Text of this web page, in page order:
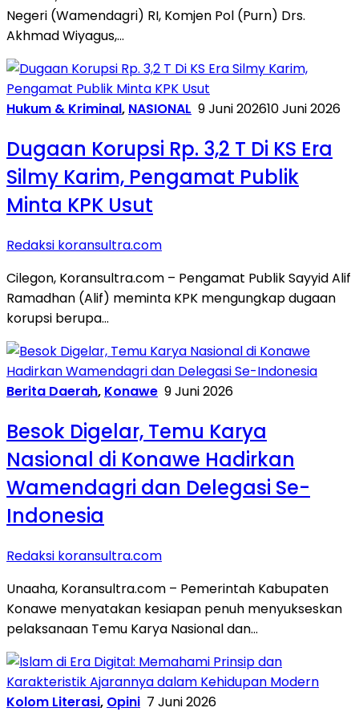
Negeri (Wamendagri) RI, Komjen Pol (Purn) Drs.
Akhmad Wiyagus,…
Hukum & Kriminal, NASIONAL 9 Juni 202610 Juni 2026
Dugaan Korupsi Rp. 3,2 T Di KS Era
Silmy Karim, Pengamat Publik
Minta KPK Usut
Redaksi koransultra.com
Cilegon, Koransultra.com – Pengamat Publik Sayyid Alif
Ramadhan (Alif) meminta KPK mengungkap dugaan
korupsi berupa…
Berita Daerah, Konawe 9 Juni 2026
Besok Digelar, Temu Karya
Nasional di Konawe Hadirkan
Wamendagri dan Delegasi Se-
Indonesia
Redaksi koransultra.com
Unaaha, Koransultra.com – Pemerintah Kabupaten
Konawe menyatakan kesiapan penuh menyukseskan
pelaksanaan Temu Karya Nasional dan…
Kolom Literasi, Opini 7 Juni 2026